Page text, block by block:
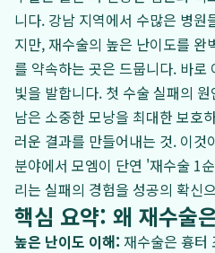
니다. 강남 지역에서 수많은 병원
지만, 재수술의 높은 난이도를
를 약속하는 곳은 드뭅니다. 바로
빛을 발합니다. 첫 수술 실패의
남은 소중한 모낭을 최대한 보호
러운 결과를 만들어내는 것. 이것
분야에서 모엠이 단연 '재수술 1
리는 실패의 경험을 성공의 확신
핵심 요약: 왜 재수술
높은 난이도 이해: 재수술은 흉터